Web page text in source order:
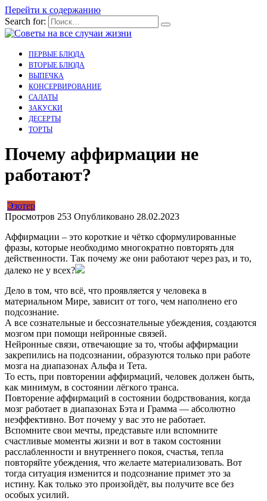
Перейти к содержанию
Search for:
ПЕРВЫЕ БЛЮДА
ВТОРЫЕ БЛЮДА
ВЫПЕЧКА
КОНСЕРВИРОВАНИЕ
САЛАТЫ
ЗАКУСКИ
ДЕСЕРТЫ
ТОРТЫ
Почему аффирмации не
работают?
Эзотер
Просмотров 253 Опубликовано 28.02.2023
Аффирмации – это короткие и чётко сформулированные
фразы, которые необходимо многократно повторять для
действенности. Так почему же они работают через раз, и то,
далеко не у всех?
Дело в том, что всё, что проявляется у человека в
материальном Мире, зависит от того, чем наполнено его
подсознание.
А все сознательные и бессознательные убеждения, создаются
мозгом при помощи нейронные связей.
Нейронные связи, отвечающие за то, чтобы аффирмации
закрепились на подсознании, образуются только при работе
мозга на диапазонах Альфа и Тета.
То есть, при повторении аффирмаций, человек должен быть,
как минимум, в состоянии лёгкого транса.
Повторение аффирмаций в состоянии бодрствования, когда
мозг работает в диапазонах Бэта и Грамма — абсолютно
неэффективно. Вот почему у вас это не работает.
Вспомните свои мечты, представьте или вспомните
счастливые моменты жизни и вот в таком состоянии
расслабленности и внутреннего покоя, счастья, тепла
повторяйте убеждения, что желаете материализовать. Вот
тогда ситуация изменится и подсознание примет это за
истину. Как только это произойдёт, вы получите все без
особых усилий.